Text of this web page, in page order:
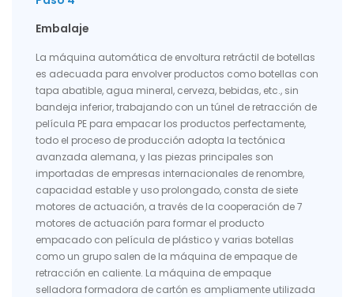
Embalaje
La máquina automática de envoltura retráctil de botellas
es adecuada para envolver productos como botellas con
tapa abatible, agua mineral, cerveza, bebidas, etc., sin
bandeja inferior, trabajando con un túnel de retracción de
película PE para empacar los productos perfectamente,
todo el proceso de producción adopta la tectónica
avanzada alemana, y las piezas principales son
importadas de empresas internacionales de renombre,
capacidad estable y uso prolongado, consta de siete
motores de actuación, a través de la cooperación de 7
motores de actuación para formar el producto
empacado con película de plástico y varias botellas
como un grupo salen de la máquina de empaque de
retracción en caliente. La máquina de empaque
selladora formadora de cartón es ampliamente utilizada